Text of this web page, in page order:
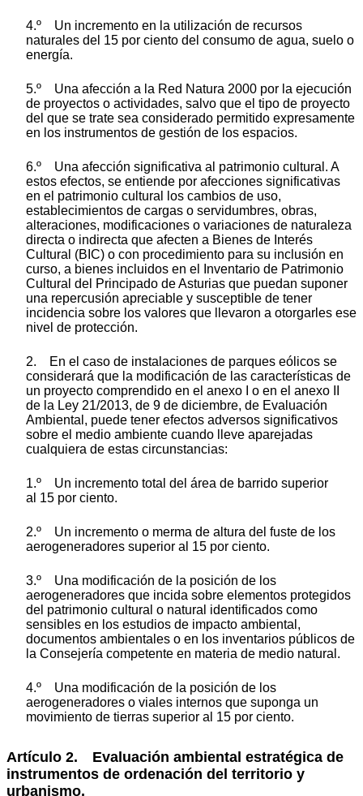
4.º Un incremento en la utilización de recursos
naturales del 15 por ciento del consumo de agua, suelo o
energía.
5.º Una afección a la Red Natura 2000 por la ejecución
de proyectos o actividades, salvo que el tipo de proyecto
del que se trate sea considerado permitido expresamente
en los instrumentos de gestión de los espacios.
6.º Una afección significativa al patrimonio cultural. A
estos efectos, se entiende por afecciones significativas
en el patrimonio cultural los cambios de uso,
establecimientos de cargas o servidumbres, obras,
alteraciones, modificaciones o variaciones de naturaleza
directa o indirecta que afecten a Bienes de Interés
Cultural (BIC) o con procedimiento para su inclusión en
curso, a bienes incluidos en el Inventario de Patrimonio
Cultural del Principado de Asturias que puedan suponer
una repercusión apreciable y susceptible de tener
incidencia sobre los valores que llevaron a otorgarles ese
nivel de protección.
2. En el caso de instalaciones de parques eólicos se
considerará que la modificación de las características de
un proyecto comprendido en el anexo I o en el anexo II
de la Ley 21/2013, de 9 de diciembre, de Evaluación
Ambiental, puede tener efectos adversos significativos
sobre el medio ambiente cuando lleve aparejadas
cualquiera de estas circunstancias:
1.º Un incremento total del área de barrido superior
al 15 por ciento.
2.º Un incremento o merma de altura del fuste de los
aerogeneradores superior al 15 por ciento.
3.º Una modificación de la posición de los
aerogeneradores que incida sobre elementos protegidos
del patrimonio cultural o natural identificados como
sensibles en los estudios de impacto ambiental,
documentos ambientales o en los inventarios públicos de
la Consejería competente en materia de medio natural.
4.º Una modificación de la posición de los
aerogeneradores o viales internos que suponga un
movimiento de tierras superior al 15 por ciento.
Artículo 2. Evaluación ambiental estratégica de
instrumentos de ordenación del territorio y
urbanismo.